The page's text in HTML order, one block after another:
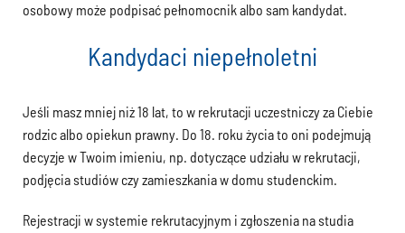
osobowy może podpisać pełnomocnik albo sam kandydat.
Kandydaci niepełnoletni
Jeśli masz mniej niż 18 lat, to w rekrutacji uczestniczy za Ciebie
rodzic albo opiekun prawny. Do 18. roku życia to oni podejmują
decyzje w Twoim imieniu, np. dotyczące udziału w rekrutacji,
podjęcia studiów czy zamieszkania w domu studenckim.
Rejestracji w systemie rekrutacyjnym i zgłoszenia na studia